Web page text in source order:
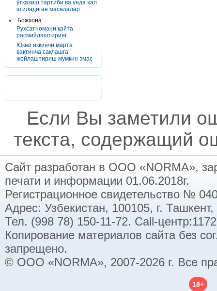
ўтказиш тартиби ва унда ҳал
этиладиган масалалар
Божхона
Рухсатномани қайта
расмийлаштиринг
Юкни иккинчи марта
вақтинча сақлашга
жойлаштириш мумкин эмас
Если Вы заметили
текста, содержащий
Сайт разработан в ООО «NORMA»,
печати и информации 01.06.2018г.
Регистрационное свидетельство №
Адрес: Узбекистан, 100105, г.
Тел. (998 78) 150-11-72. Call-
Копирование материалов сайта без
запрещено.
© ООО «NORMA», 2007-2026 г. Все
18+